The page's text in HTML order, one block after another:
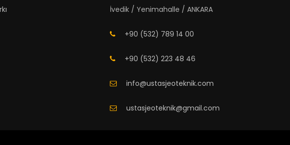
İvedik / Yenimahalle / ANKARA
+90 (532) 789 14 00
+90 (532) 223 48 46
info@ustasjeoteknik.com
ustasjeoteknik@gmail.com